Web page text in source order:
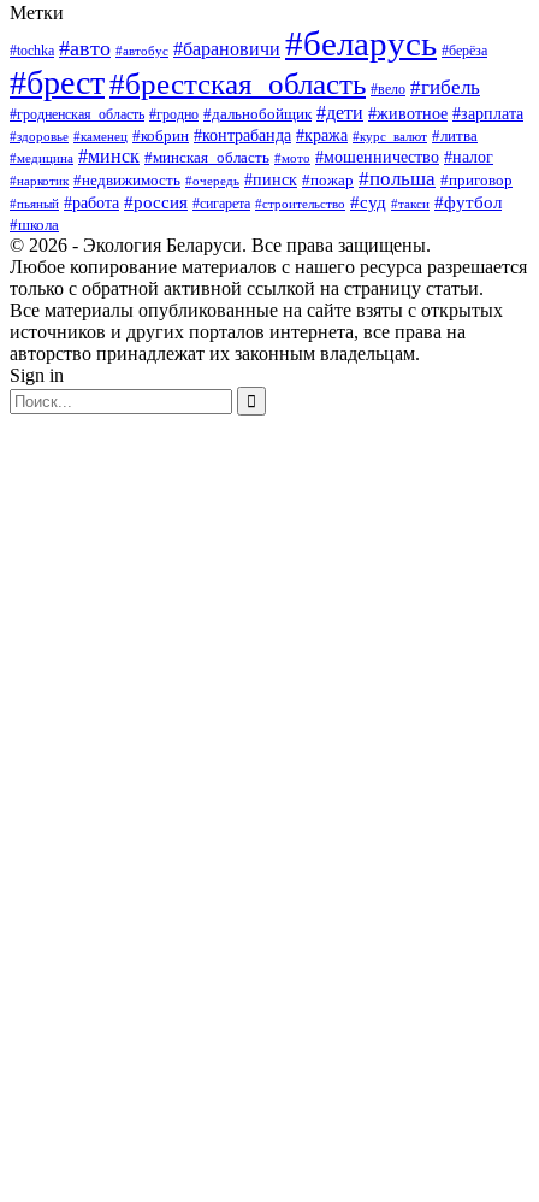
Метки
#tochka #авто #автобус #барановичи #беларусь #берёза
#брест#брестская_область #вело #гибель
#гродненская_область #гродно #дальнобойщик #дети #животное #зарплата
#здоровье #каменец #кобрин #контрабанда #кража #курс_валют #литва
#медицина #минск #минская_область #мото #мошенничество #налог
#наркотик #недвижимость #очередь #пинск #пожар #польша #приговор
#пьяный #работа #россия #сигарета #строительство #суд #такси #футбол
#школа
© 2026 - Экология Беларуси. Все права защищены.
Любое копирование материалов с нашего ресурса разрешается
только с обратной активной ссылкой на страницу статьи.
Все материалы опубликованные на сайте взяты с открытых
источников и других порталов интернета, все права на
авторство принадлежат их законным владельцам.
Sign in